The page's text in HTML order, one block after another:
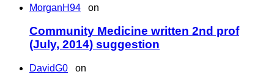
MorganH94 on
Community Medicine written 2nd prof
(July, 2014) suggestion
DavidG0 on